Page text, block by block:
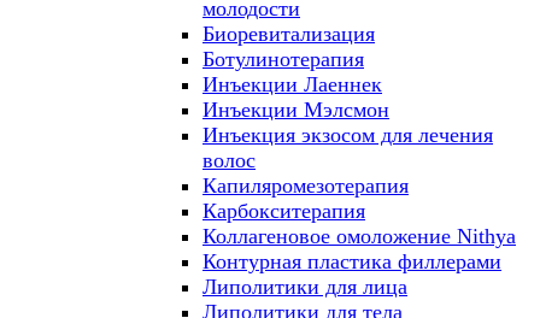
молодости
Биоревитализация
Ботулинотерапия
Инъекции Лаеннек
Инъекции Мэлсмон
Инъекция экзосом для лечения
волос
Капиляромезотерапия
Карбокситерапия
Коллагеновое омоложение Nithya
Контурная пластика филлерами
Липолитики для лица
Липолитики для тела